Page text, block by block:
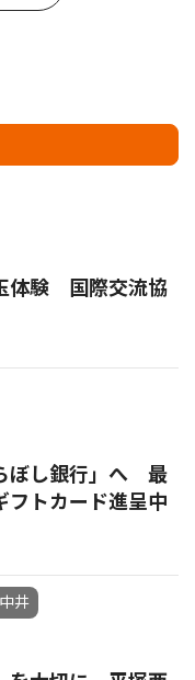
体験 国際交流協
ぼし銀行」へ 最
フトカード進呈中
井